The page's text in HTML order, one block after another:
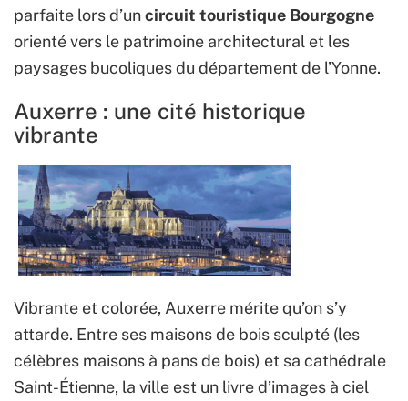
parfaite lors d’uncircuit touristique Bourgogne
orienté vers le patrimoine architectural et les
paysages bucoliques du département de l’Yonne.
Auxerre : une cité historique
vibrante
Vibrante et colorée, Auxerre mérite qu’on s’y
attarde. Entre ses maisons de bois sculpté (les
célèbres maisons à pans de bois) et sa cathédrale
Saint-Étienne, la ville est un livre d’images à ciel